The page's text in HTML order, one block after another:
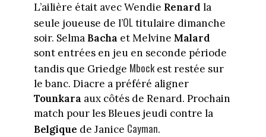
L’ailière était avec Wendie Renard la
seule joueuse de l’OLtitulaire dimanche
soir. Selma Bacha et Melvine Malard
sont entrées en jeu en seconde période
tandis que Griedge Mbockest restée sur
le banc. Diacre a préféré aligner
Tounkara aux côtés de Renard. Prochain
match pour les Bleues jeudi contre la
Belgique de Janice Cayman.